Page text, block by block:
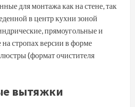
для монтажа как на стене, так
в центр кухни зоной
прямоугольные и
стропах версии в форме
(формат очистителя
вытяжки